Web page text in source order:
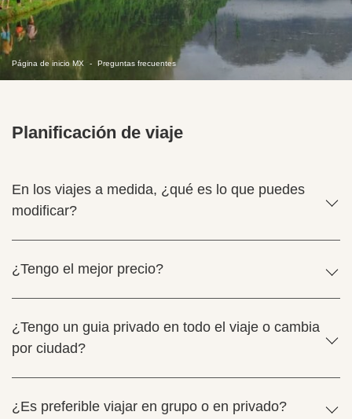
Página de inicio MX Preguntas frecuentes
Planificación de viaje
En los viajes a medida, ¿qué es lo que puedes
modificar?
¿Tengo el mejor precio?
¿Tengo un guia privado en todo el viaje o cambia
por ciudad?
¿Es preferible viajar en grupo o en privado?